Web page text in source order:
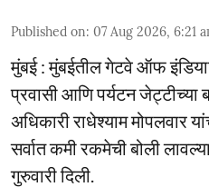
Published on: 07 Aug 2026, 6:21
मुंबई : मुंबईतील गेटवे ऑफ
प्रवासी आणि पर्यटन जेट्टीच्या
अधिकारी राधेश्याम मोपलवार
सर्वात कमी रकमेची बोली
गुरुवारी दिली.